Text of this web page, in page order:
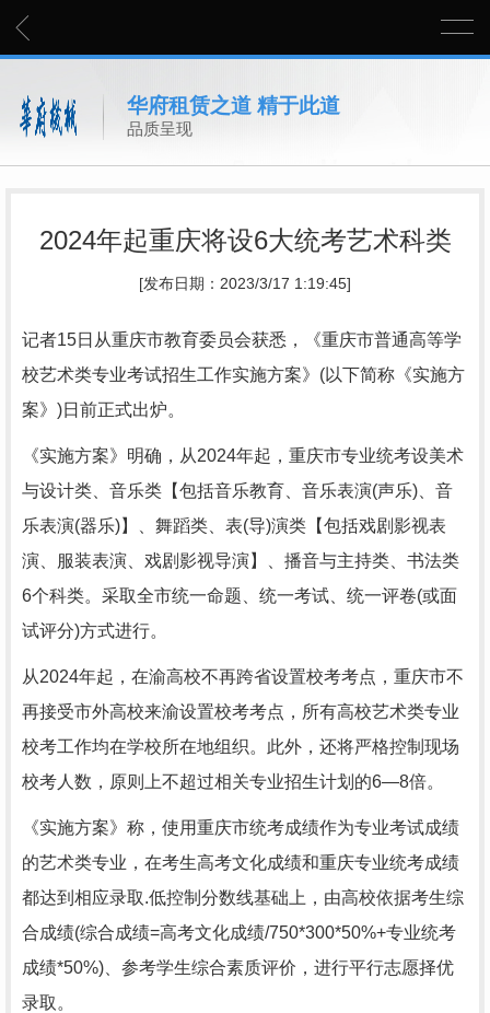
华府租赁之道 精于此道
品质呈现
2024年起重庆将设6大统考艺术科类
[发布日期：2023/3/17 1:19:45]
记者15日从重庆市教育委员会获悉，《重庆市普通高等学
校艺术类专业考试招生工作实施方案》(以下简称《实施方
案》)日前正式出炉。
《实施方案》明确，从2024年起，重庆市专业统考设美术
与设计类、音乐类【包括音乐教育、音乐表演(声乐)、音
乐表演(器乐)】、舞蹈类、表(导)演类【包括戏剧影视表
演、服装表演、戏剧影视导演】、播音与主持类、书法类
6个科类。采取全市统一命题、统一考试、统一评卷(或面
试评分)方式进行。
从2024年起，在渝高校不再跨省设置校考考点，重庆市不
再接受市外高校来渝设置校考考点，所有高校艺术类专业
校考工作均在学校所在地组织。此外，还将严格控制现场
校考人数，原则上不超过相关专业招生计划的6—8倍。
《实施方案》称，使用重庆市统考成绩作为专业考试成绩
的艺术类专业，在考生高考文化成绩和重庆专业统考成绩
都达到相应录取.低控制分数线基础上，由高校依据考生综
合成绩(综合成绩=高考文化成绩/750*300*50%+专业统考
成绩*50%)、参考学生综合素质评价，进行平行志愿择优
录取。